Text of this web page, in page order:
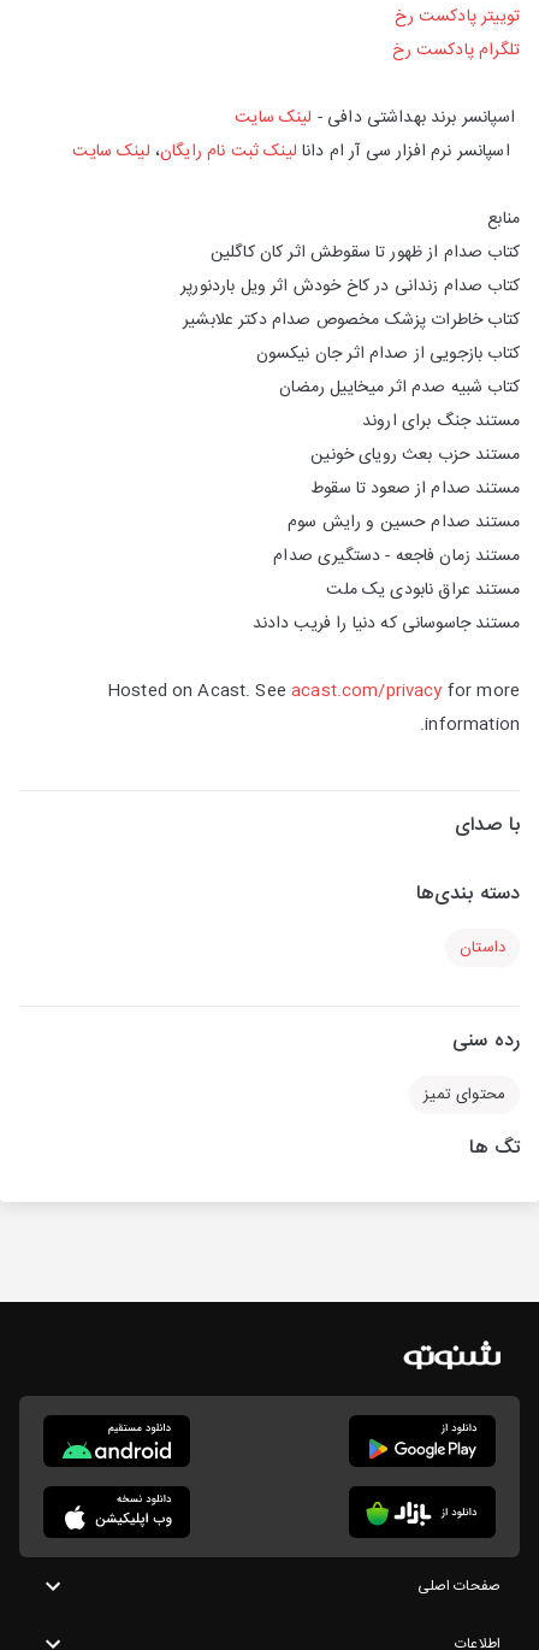
توییتر پادکست رخ
تلگرام پادکست رخ
اسپانسر برند بهداشتی دافی - لینک سایت
اسپانسر نرم افزار سی آر ام دانا لینک ثبت نام رایگان، لینک سایت
منابع
کتاب صدام از ظهور تا سقوطش اثر کان کاگلین
کتاب صدام زندانی در کاخ خودش اثر ویل باردنورپر
کتاب خاطرات پزشک مخصوص صدام دکتر علابشیر
کتاب بازجویی از صدام اثر جان نیکسون
کتاب شبیه صدم اثر میخاییل رمضان
مستند جنگ برای اروند
مستند حزب بعث رویای خونین
مستند صدام از صعود تا سقوط
مستند صدام حسین و رایش سوم
مستند زمان فاجعه - دستگیری صدام
مستند عراق نابودی یک ملت
مستند جاسوسانی که دنیا را فریب دادند
Hosted on Acast. Seeacast.com/privacy for more
information.
با صدای
دسته بندی‌ها
داستان
رده سنی
محتوای تمیز
تگ ها
صفحات اصلی
اطلاعات